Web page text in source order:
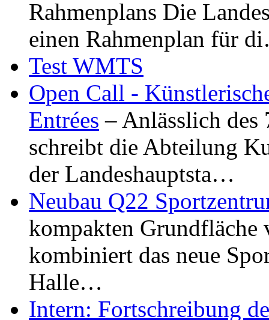
Rahmenplans Die
einen Rahmenplan für
Test WMTS
Open Call -
Entrées – Anlässlich
schreibt die Abteilung
der Landeshauptsta…
Neubau Q22
kompakten Grundfläche
kombiniert das neue
Halle…
Intern: Fortschreibung